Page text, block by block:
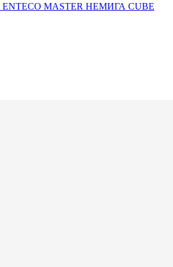
ENTECO MASTER НЕМИГА CUBE